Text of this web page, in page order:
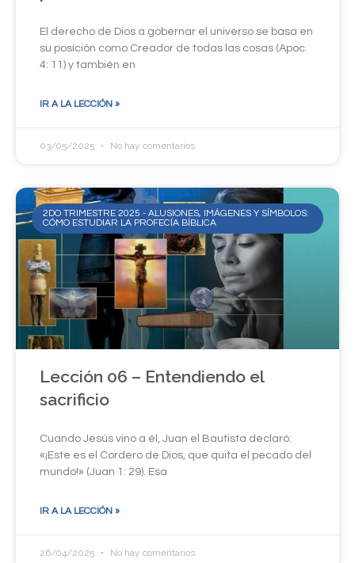
El derecho de Dios a gobernar el universo se basa en
su posición como Creador de todas las cosas (Apoc.
4: 11) y también en
IR A LA LECCIÓN »
03/05/2025 No hay comentarios
2DO TRIMESTRE 2025 - ALUSIONES, IMÁGENES Y SÍMBOLOS:
CÓMO ESTUDIAR LA PROFECÍA BÍBLICA
Lección 06 – Entendiendo el
sacrificio
Cuando Jesús vino a él, Juan el Bautista declaró:
«¡Este es el Cordero de Dios, que quita el pecado del
mundo!» (Juan 1: 29). Esa
IR A LA LECCIÓN »
26/04/2025 No hay comentarios